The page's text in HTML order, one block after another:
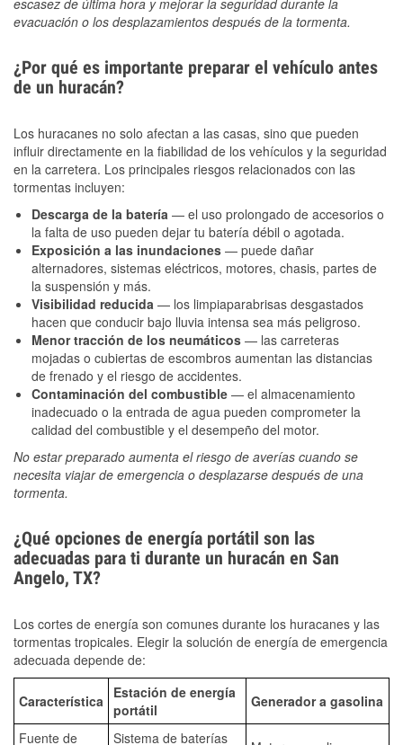
evacuación o los desplazamientos después de la tormenta.
¿Por qué es importante preparar el vehículo antes
de un huracán?
Los huracanes no solo afectan a las casas, sino que pueden
influir directamente en la fiabilidad de los vehículos y la seguridad
en la carretera. Los principales riesgos relacionados con las
tormentas incluyen:
Descarga de la batería — el uso prolongado de accesorios o
la falta de uso pueden dejar tu batería débil o agotada.
Exposición a las inundaciones — puede dañar
alternadores, sistemas eléctricos, motores, chasis, partes de
la suspensión y más.
Visibilidad reducida — los limpiaparabrisas desgastados
hacen que conducir bajo lluvia intensa sea más peligroso.
Menor tracción de los neumáticos — las carreteras
mojadas o cubiertas de escombros aumentan las distancias
de frenado y el riesgo de accidentes.
Contaminación del combustible — el almacenamiento
inadecuado o la entrada de agua pueden comprometer la
calidad del combustible y el desempeño del motor.
No estar preparado aumenta el riesgo de averías cuando se
necesita viajar de emergencia o desplazarse después de una
tormenta.
¿Qué opciones de energía portátil son las
adecuadas para ti durante un huracán en San
Angelo, TX?
Los cortes de energía son comunes durante los huracanes y las
tormentas tropicales. Elegir la solución de energía de emergencia
adecuada depende de:
Característica
Estación de energía
portátil
Generador a gasolina
Fuente de Sistema de baterías